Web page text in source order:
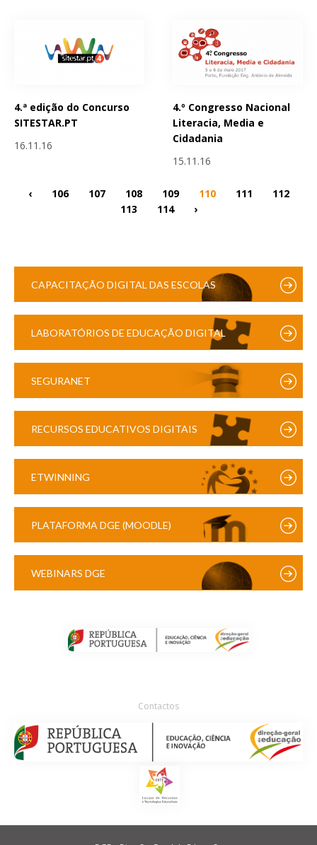
4.ª edição do Concurso
SITESTAR.PT
16.11.16
4.º Congresso Nacional
Literacia, Media e
Cidadania
15.11.16
‹ 106 107 108 109 110 111
112
113
114 ›
CAPACITAÇÃO DIGITAL DAS ESCOLAS
LABORATÓRIOS DE EDUCAÇÃO DIGITAL
SEGURANET
RECURSOS EDUCATIVOS DIGITAIS
ETWINNING
PLATAFORMA DGE (MOODLE)
WEBINARS DGE
Contactos